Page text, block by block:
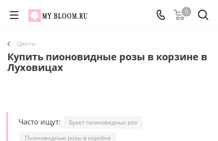
0
Цветы
Купить пионовидные розы в корзине в
Луховицах
Часто ищут:
Букет пионовидных роз
Пионовидные розы в коробке